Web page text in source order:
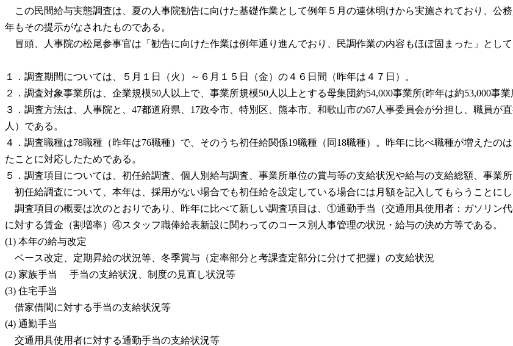
この民間給与実態調査は、夏の人事院勧告に向けた基礎作業として例年５月の連休明けから実施されており、公
年もその提示がなされたものである。
冒頭、人事院の松尾参事官は「勧告に向けた作業は例年通り進んでおり、民調作業の内容もほぼ固まった」とし
１．調査期間については、５月１日（火）～６月１５日（金）の４６日間（昨年は４７日）。
２．調査対象事業所は、企業規模50人以上で、事業所規模50人以上とする母集団約54,000事業所(昨年は約53,000事
３．調査方法は、人事院と、47都道府県、17政令市、特別区、熊本市、和歌山市の67人事委員会が分担し、職員が
人）である。
４．調査職種は78職種（昨年は76職種）で、そのうち初任給関係19職種（同18職種）。昨年に比べ職種が増えた
たことに対応したためである。
５．調査項目については、初任給調査、個人別給与調査、事業所単位の賞与等の支給状況や給与の支給総額、事業
初任給調査について、本年は、採用がない場合でも初任給を設定している場合には月額を記入してもらうことにし
調査項目の概要は次のとおりであり、昨年に比べて新しい調査項目は、①通勤手当（交通用具使用者：ガソリ
に対する賃金（割増率）④スタッフ職俸給表新設に関わってのコース別人事管理の状況・給与の決め方等である。
(1) 本年の給与改定
ベース改定、定期昇給の状況等、冬季賞与（定率部分と考課査定部分に分けて把握）の支給状況
(2) 家族手当 手当の支給状況、制度の見直し状況等
(3) 住宅手当
借家借間に対する手当の支給状況等
(4) 通勤手当
交通用具使用者に対する通勤手当の支給状況等